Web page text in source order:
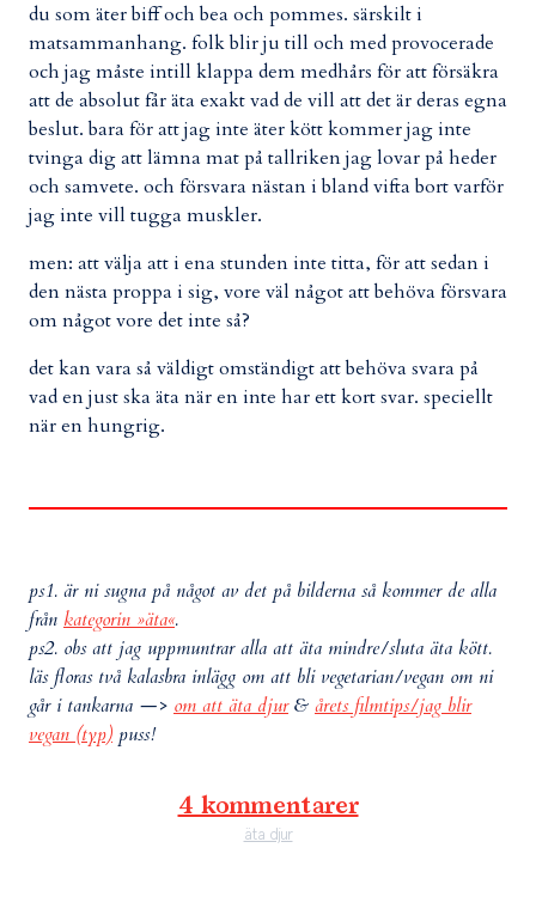
du som äter biff och bea och pommes. särskilt i
matsammanhang. folk blir ju till och med provocerade
och jag måste intill klappa dem medhårs för att försäkra
att de absolut får äta exakt vad de vill att det är deras egna
beslut. bara för att jag inte äter kött kommer jag inte
tvinga dig att lämna mat på tallriken jag lovar på heder
och samvete. och försvara nästan i bland vifta bort varför
jag inte vill tugga muskler.
men: att välja att i ena stunden inte titta, för att sedan i
den nästa proppa i sig, vore väl något att behöva försvara
om något vore det inte så?
det kan vara så väldigt omständigt att behöva svara på
vad en just ska äta när en inte har ett kort svar. speciellt
när en hungrig.
ps1. är ni sugna på något av det på bilderna så kommer de alla
från kategorin »äta«.
ps2. obs att jag uppmuntrar alla att äta mindre/sluta äta kött.
läs floras två kalasbra inlägg om att bli vegetarian/vegan om ni
går i tankarna —> om att äta djur& årets filmtips/jag blir
vegan (typ) puss!
4 kommentarer
äta djur